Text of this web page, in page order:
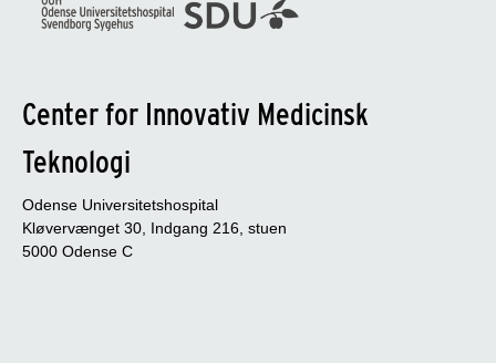
Center for Innovativ Medicinsk
Teknologi
Odense Universitetshospital
Kløvervænget 30, Indgang 216, stuen
5000 Odense C